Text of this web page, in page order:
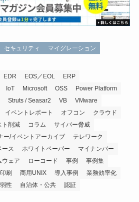
セキュリティ
マイグレーション
EDR EOS／EOL
ERP
IoT Microsoft OSS
Power Platform
Struts / Seasar2 VB
VMware
イベントレポート オフコン
クラウド
ト削減 コラム
サイバー脅威
ー/イベントアーカイブ
テレワーク
ース ホワイトペーパー
マイナンバー
ウェア ローコード 事例
事例集
印刷 商用UNIX 導入事例
業務効率化
性 自治体・公共
認証